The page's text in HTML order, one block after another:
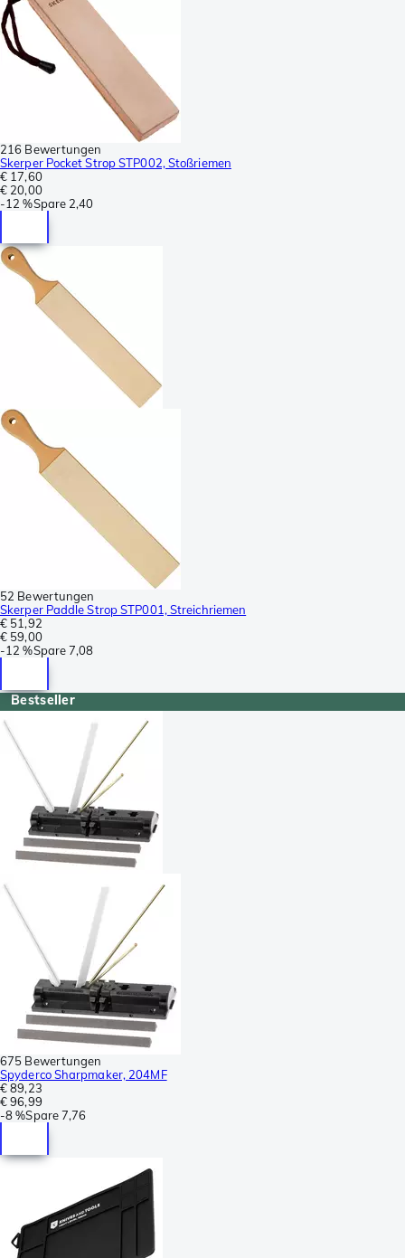
216 Bewertungen
Skerper Pocket Strop STP002, Stoßriemen
€ 17,60
€ 20,00
-12 %Spare 2,40
52 Bewertungen
Skerper Paddle Strop STP001, Streichriemen
€ 51,92
€ 59,00
-12 %Spare7,08
Bestseller
675 Bewertungen
Spyderco Sharpmaker, 204MF
€ 89,23
€ 96,99
-8 %Spare7,76